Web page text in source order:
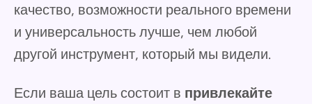
качество, возможности реального времени
и универсальность лучше, чем любой
другой инструмент, который мы видели.
Если ваша цель состоит в привлекайте